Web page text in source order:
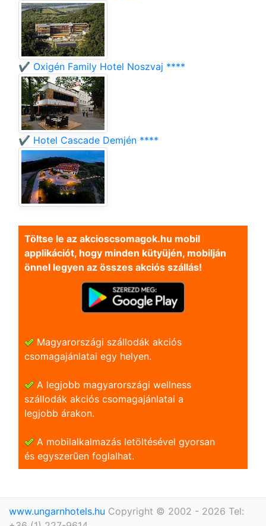
✔️ Oxigén Family Hotel Noszvaj ****
✔️ Hotel Cascade Demjén ****
Töltse le az akcioscsomagok.hu mobil
applikációt, hogy minden kütyüjén, mobilján
önnel legyen az összes akciós szállás!
Magyarországi szállodák akciós
csomagajánlatai egy helyen.
A legjobb magyarországi wellness
szállodák akciós csomagajánlatai a
legjobb árakon.
A mobilalkalmazás letöltésével gyorsan
és egyszerũen foglalhat.
www.ungarnhotels.hu Copyright © 2002 - 2026 Tel: